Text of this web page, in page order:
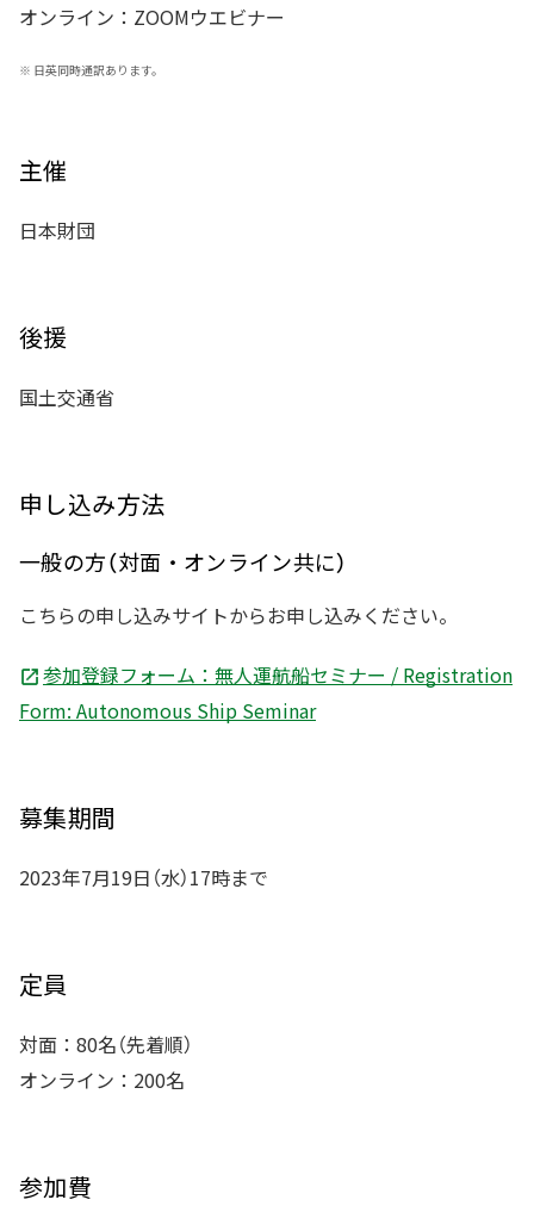
オンライン：ZOOMウエビナー
※ 日英同時通訳あります。
主催
日本財団
後援
国土交通省
申し込み方法
一般の方（対面・オンライン共に）
こちらの申し込みサイトからお申し込みください。
参加登録フォーム：無人運航船セミナー / Registration
Form: Autonomous Ship Seminar
募集期間
2023年7月19日（水）17時まで
定員
対面：80名（先着順）
オンライン：200名
参加費